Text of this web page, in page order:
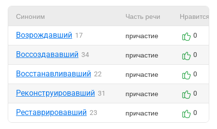
Синоним Часть речи Нравится
Возрождавший 17 причастие 0
Воссоздававший 34 причастие 0
Восстанавливавший 22 причастие 0
Реконструировавший 31 причастие 0
Реставрировавший 23 причастие 0